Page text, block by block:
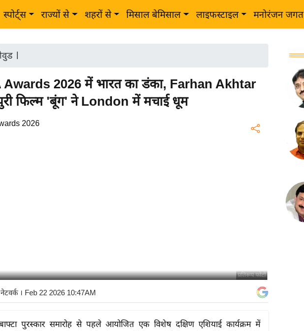
स्पोर्ट्स राज्यों से शहरों से मिसाल बेमिसाल लाइफस्टाइल मनोरंजन जगत
|
Awards 2026 में भारत का डंका, Farhan Akhtar
फिल्म 'बूंग' ने London में मचाई धूम
प्रतिरूप फोटो
। Feb 22 2026 10:47AM
पुरस्कार समारोह से पहले आयोजित एक विशेष दक्षिण एशियाई कार्यक्रम में